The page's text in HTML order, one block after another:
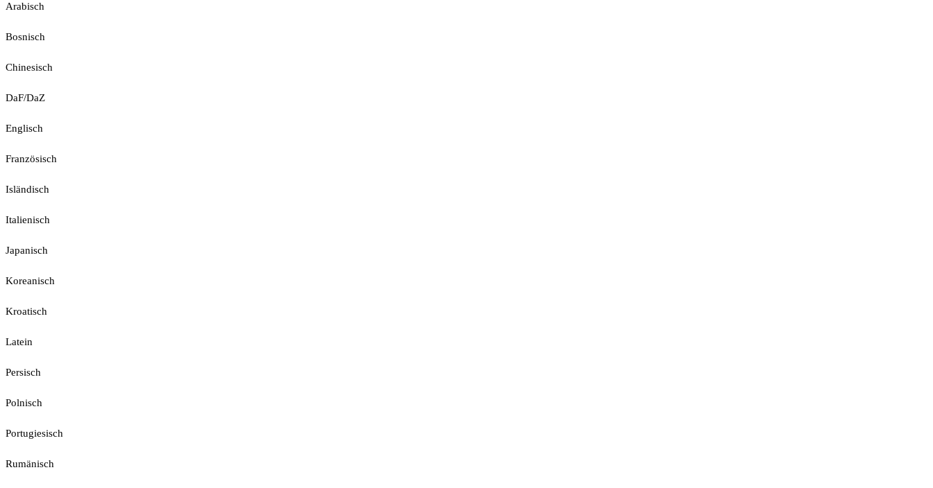
Arabisch
Bosnisch
Chinesisch
DaF/DaZ
Englisch
Französisch
Isländisch
Italienisch
Japanisch
Koreanisch
Kroatisch
Latein
Persisch
Polnisch
Portugiesisch
Rumänisch